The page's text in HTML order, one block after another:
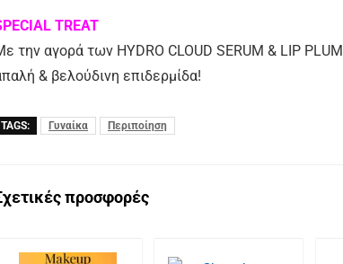
TREAT
την αγορά των HYDRO CLOUD SERUM & LIP
& βελούδινη επιδερμίδα!
TAGS: Γυναίκα Περιποίηση
προσφορές